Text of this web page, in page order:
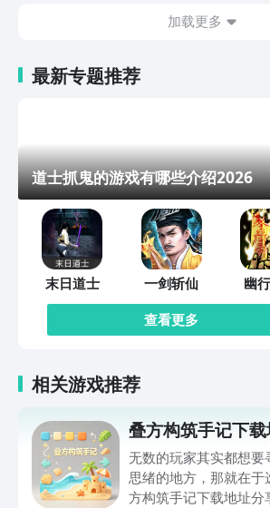
人、向往的生活、王牌
节目都能找到。看电影
播放热门高清电影，
失独、搜索、解忧杂货
创建自己的频道，直播
连麦互动、聊天交友，
零花钱，让更多人发
来发现更多好看好玩
幕：边看电视直播边
伏，体育赛事直播的
合的人陪着你，看电视
加载更多
最新专题推荐
道士抓鬼的游戏有哪些介绍2026
末日道士 一剑斩仙
幽
查看更多
相关游戏推荐
叠方构筑手记下
无数的玩家其实都想要
思绪的地方，那就在于
方构筑手记下载地址分